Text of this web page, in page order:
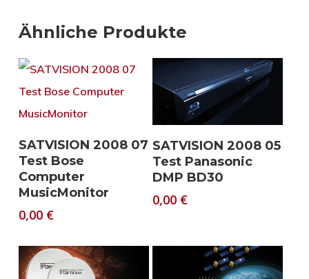
Ähnliche Produkte
Download
SATVISION 2008 07
Test Bose
Computer
MusicMonitor
0,00 €
Download
SATVISION 2008 05
Test Panasonic
DMP BD30
0,00 €